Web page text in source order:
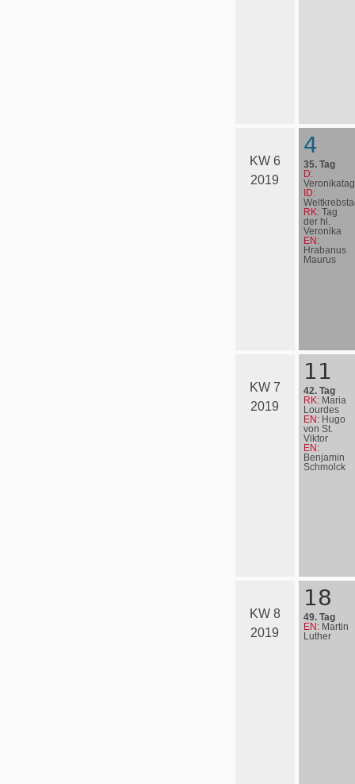
KW 6
2019
4
35. Tag
D:
Veronikatag
ID:
RK: Tag
der hl.
Veronika
EN:
Hrabanus
Maurus
KW 7
2019
11
42. Tag
RK: Maria
Lourdes
EN: Hugo
von St.
Viktor
EN:
Benjamin
Schmolck
KW 8
2019
18
49. Tag
EN: Martin
Luther